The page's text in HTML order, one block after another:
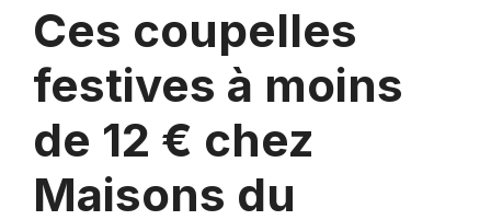
Ces coupelles
festives à moins
de 12 € chez
Maisons du